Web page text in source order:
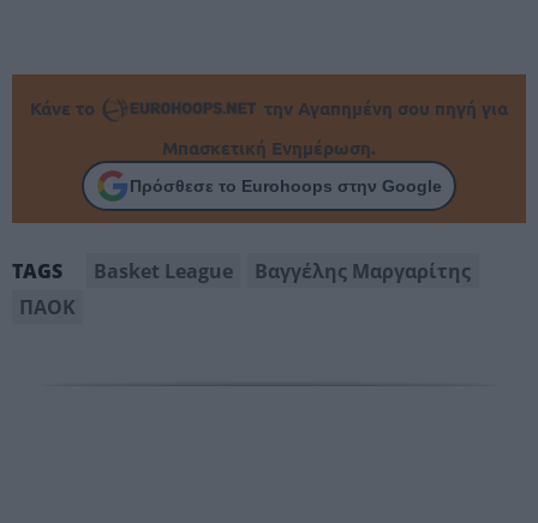
Κάνε το
την Αγαπημένη σου πηγή για
Μπασκετική Ενημέρωση.
Πρόσθεσε το Eurohoops στην Google
TAGS Basket League
Βαγγέλης Μαργαρίτης
ΠΑΟΚ